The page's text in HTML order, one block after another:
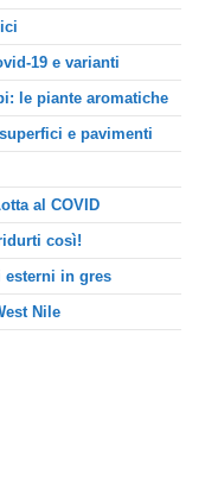
19 e varianti
le piante aromatiche
e pavimenti
al COVID
così!
esterni in gres
Nile